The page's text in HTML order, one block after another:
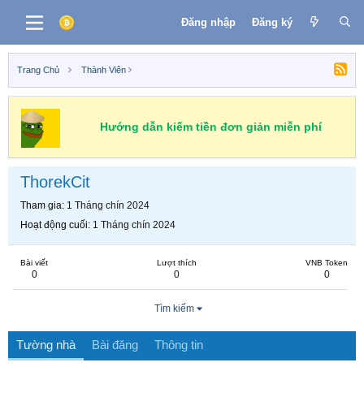
Đăng nhập Đăng ký
Trang Chủ Thành Viên
Hướng dẫn kiếm tiền đơn giản miễn phí
ThorekCit
Tham gia 1 Tháng chín 2024
Hoạt động cuối 1 Tháng chín 2024
Bài viết
0
Lượt thích
0
VNB Token
0
Tìm kiếm
Tường nhà Bài đăng Thông tin